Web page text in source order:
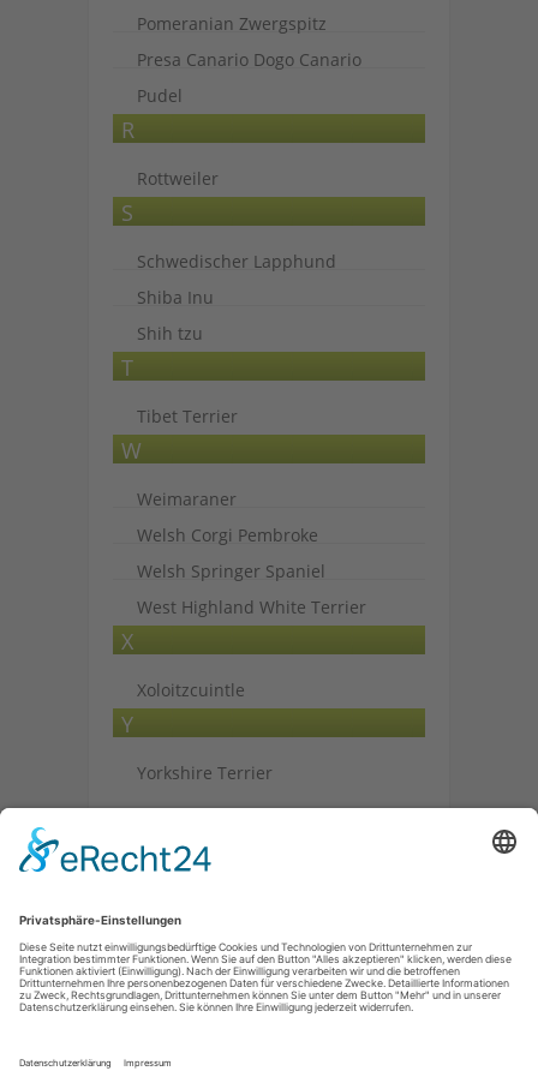
Pomeranian Zwergspitz
Presa Canario Dogo Canario
Pudel
R
Rottweiler
S
Schwedischer Lapphund
Shiba Inu
Shih tzu
T
Tibet Terrier
W
Weimaraner
Welsh Corgi Pembroke
Welsh Springer Spaniel
West Highland White Terrier
X
Xoloitzcuintle
Y
Yorkshire Terrier